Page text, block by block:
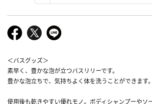
＜バスグッズ＞
素早く、豊かな泡が立つバスリリーです。
豊かな泡立ちで、気持ちよく体を洗うことができます。
使用後も乾きやすい優れモノ。ボディシャンプーやソ